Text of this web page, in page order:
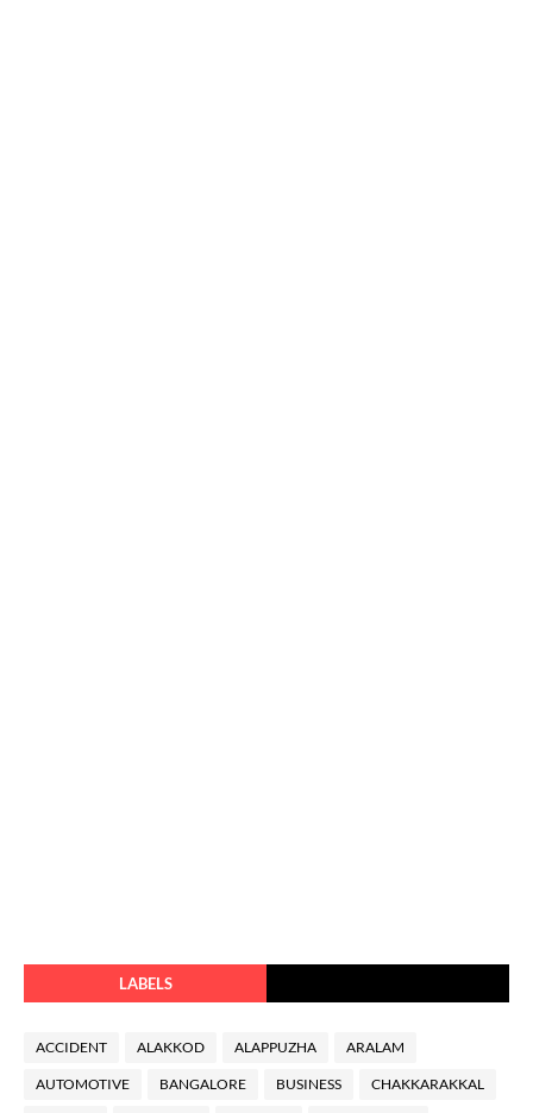
LABELS
ACCIDENT ALAKKOD ALAPPUZHA ARALAM
AUTOMOTIVE BANGALORE BUSINESS CHAKKARAKKAL